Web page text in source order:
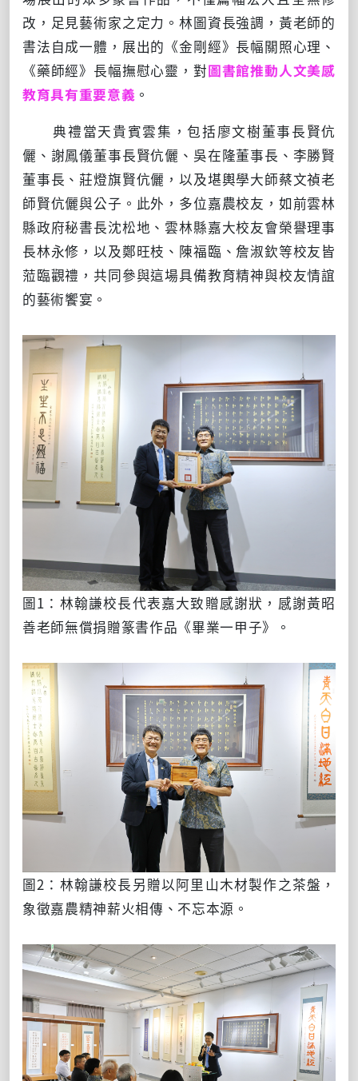
改，足見藝術家之定力。林圖資長強調，黃老師的
書法自成一體，展出的《金剛經》長幅關照心理、
《藥師經》長幅撫慰心靈，對圖書館推動人文美感
教育具有重要意義 。
典禮當天貴賓雲集，包括廖文樹董事長賢伉
儷、謝鳳儀董事長賢伉儷、吳在隆董事長、李勝賢
董事長、莊燈旗賢伉儷，以及堪輿學大師蔡文禎老
師賢伉儷與公子。此外，多位嘉農校友，如前雲林
縣政府秘書長沈松地、雲林縣嘉大校友會榮譽理事
長林永修，以及鄭旺枝、陳福臨、詹淑欽等校友皆
蒞臨觀禮，共同參與這場具備教育精神與校友情誼
的藝術饗宴。
圖1：林翰謙校長代表嘉大致贈感謝狀，感謝黃昭
善老師無償捐贈篆書作品《畢業一甲子》。
圖2：林翰謙校長另贈以阿里山木材製作之茶盤，
象徵嘉農精神薪火相傳、不忘本源。